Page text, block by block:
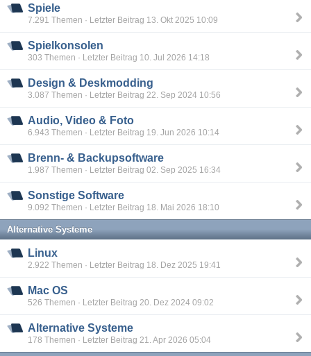
Spiele
7.291 Themen · Letzter Beitrag 13. Okt 2025 10:09
Spielkonsolen
303 Themen · Letzter Beitrag 10. Jul 2026 14:18
Design & Deskmodding
3.087 Themen · Letzter Beitrag 22. Sep 2024 10:56
Audio, Video & Foto
6.943 Themen · Letzter Beitrag 19. Jun 2026 10:14
Brenn- & Backupsoftware
1.987 Themen · Letzter Beitrag 02. Sep 2025 16:34
Sonstige Software
9.092 Themen · Letzter Beitrag 18. Mai 2026 18:10
Alternative Systeme
Linux
2.922 Themen · Letzter Beitrag 18. Dez 2025 19:41
Mac OS
526 Themen · Letzter Beitrag 20. Dez 2024 09:02
Alternative Systeme
178 Themen · Letzter Beitrag 21. Apr 2026 05:04